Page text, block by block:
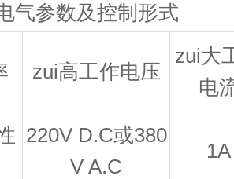
气参数及控制形式
zui高工作电压
zui大
电
220V D.C或380
V A.C
1A